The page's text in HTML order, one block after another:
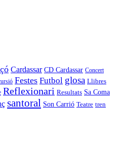
Cardassar CD Cardassar Concert
Festes Futbol glosa Llibres
Reflexionari Resultats Sa Coma
santoral Son Carrió Teatre tren